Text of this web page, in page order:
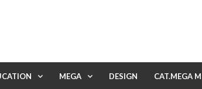
MEGA DESIGN CAT.MEGA